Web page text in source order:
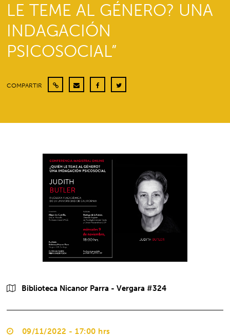
LE TEME AL GÉNERO? UNA
INDAGACIÓN
PSICOSOCIAL”
COMPARTIR
Biblioteca Nicanor Parra - Vergara #324
09/11/2022 - 17:00 hrs